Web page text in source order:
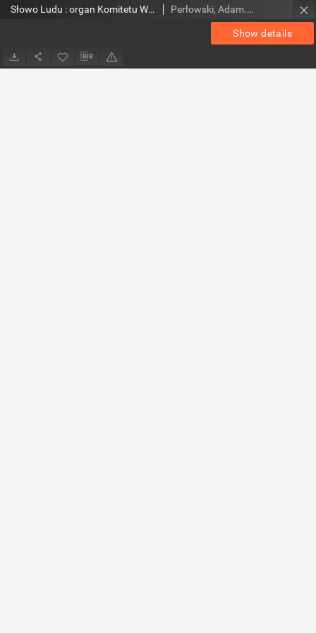
Show details
Słowo Ludu : organ Komitetu Wojewódzkiego Polskiej Zjednoczonej Partii Robotniczej, 1952, R.4, nr 139 Perłowski, Adam. Red.